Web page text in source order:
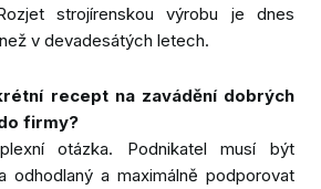
strojírenskou výrobu je dnes
v devadesátých letech.
recept na zavádění dobrých
firmy?
otázka. Podnikatel musí být
odhodlaný a maximálně podporovat